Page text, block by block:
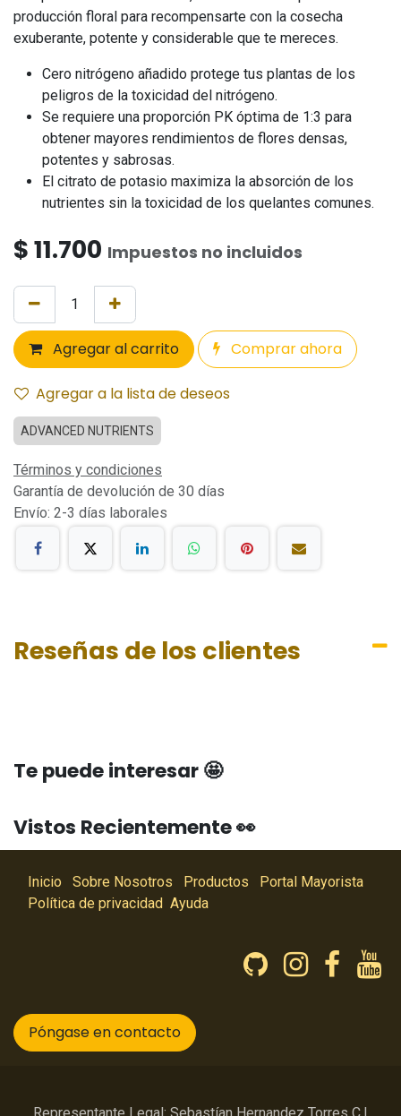
producción floral para recompensarte con la cosecha
exuberante, potente y considerable que te mereces.
Cero nitrógeno añadido protege tus plantas de los
peligros de la toxicidad del nitrógeno.
Se requiere una proporción PK óptima de 1:3 para
obtener mayores rendimientos de flores densas,
potentes y sabrosas.
El citrato de potasio maximiza la absorción de los
nutrientes sin la toxicidad de los quelantes comunes.
$11.700 Impuestos no incluidos
Agregar al carrito Comprar ahora
Agregar a la lista de deseos
ADVANCED NUTRIENTS
Términos y condiciones
Garantía de devolución de 30 días
Envío: 2-3 días laborales
Reseñas de los clientes
Te puede interesar 🤩
Vistos Recientemente 👀
Inicio Sobre Nosotros Productos
Portal Mayorista
Política de privacidad Ayuda
Póngase en contacto